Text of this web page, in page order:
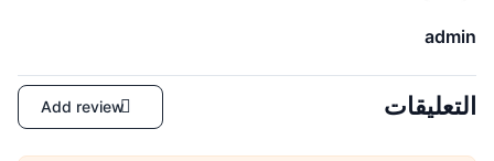
admin
التعليقات Add review